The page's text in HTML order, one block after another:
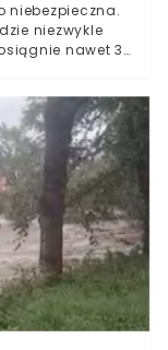
niebezpieczna.
niezwykle
nawet 35
do końca
w niemal
nawet 35 na
są intensywne
zachmurzenie
lokalnie grad.
nawałnic❗ i
do 60 mm. 🌡
35°C na